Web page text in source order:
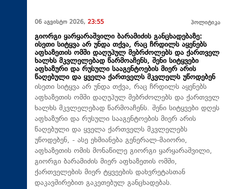
06 აგვისტო 2026, 23:55 პოლიტიკა
გიორგი ყარყარაშვილი ბარამიძის განცხადებაზე:
ისეთი სიტყვა არ უნდა თქვა, რაც ჩრდილს აყენებს
აფხაზეთის ომში დაღუპულ მებრძოლებს და ქართველ
ხალხს მკვლელებად წარმოაჩენს, შენი სიტყვები
აფხაზური და რუსული სააგენტოების მიერ არის
წაღებული და ყველა ქართველს მკვლელს უწოდებენ
ისეთი სიტყვა არ უნდა თქვა, რაც ჩრდილს აყენებს
აფხაზეთის ომში დაღუპულ მებრძოლებს და ქართველ
ხალხს მკვლელებად წარმოაჩენს. შენი სიტყვები დღეს
აფხაზური და რუსული სააგენტოების მიერ არის
წაღებული და ყველა ქართველს მკვლელებს
უწოდებენ, - ასე ეხმიანება გენერალ-მაიორი,
აფხაზეთის ომის მონაწილე გიორგი ყარყარაშვილი,
გიორგი ბარამიძის მიერ აფხაზეთის ომში,
ქართველების მიერ ტყვეების დახვრეტასთან
დაკავშირებით გაკეთებულ განცხადებას.